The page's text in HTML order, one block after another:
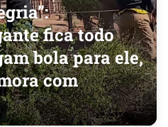
fica todo
bola para ele,
com